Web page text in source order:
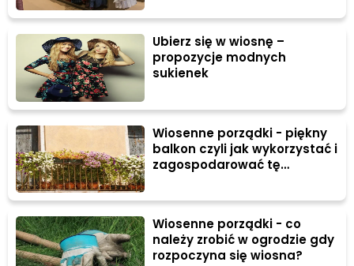
Ubierz się w wiosnę –
propozycje modnych
sukienek
Wiosenne porządki - piękny
balkon czyli jak wykorzystać i
zagospodarować tę
Wiosenne porządki - co
należy zrobić w ogrodzie gdy
rozpoczyna się wiosna?